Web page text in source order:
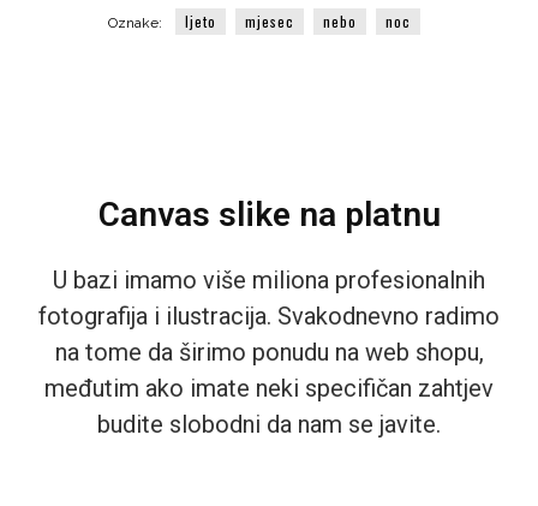
Oznake: ljeto mjesec nebo noc
Canvas slike na platnu
U bazi imamo više miliona profesionalnih
fotografija i ilustracija. Svakodnevno radimo
na tome da širimo ponudu na web shopu,
međutim ako imate neki specifičan zahtjev
budite slobodni da nam se javite.